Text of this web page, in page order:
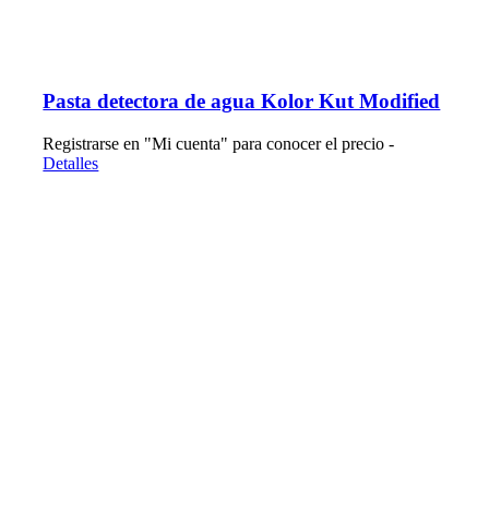
Pasta detectora de agua Kolor Kut Modified
Registrarse en "Mi cuenta" para conocer el precio -
Detalles